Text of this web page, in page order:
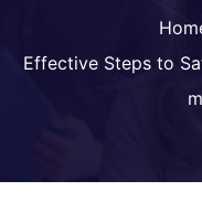
Effective Steps to